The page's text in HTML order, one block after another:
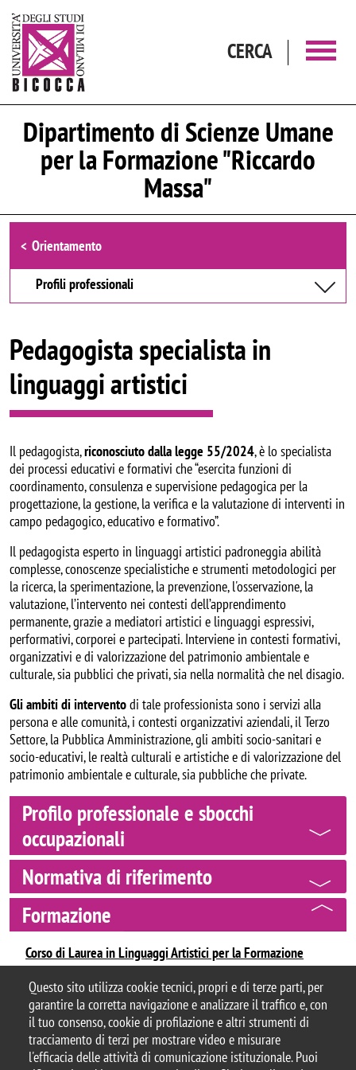
Questo sito utilizza cookie tecnici, propri e di terze parti, per
garantire la corretta navigazione e analizzare il traffico e, con
il tuo consenso, cookie di profilazione e altri strumenti di
tracciamento di terzi per mostrare video e misurare
l'efficacia delle attività di comunicazione istituzionale. Puoi
CERCA
Dipartimento di Scienze Umane
per la Formazione "Riccardo
Massa"
Browse the section
Orientamento
Profili professionali
Pedagogista specialista in
linguaggi artistici
Il pedagogista,riconosciuto dalla legge 55/2024, è lo specialista
dei processi educativi e formativi che “esercita funzioni di
coordinamento, consulenza e supervisione pedagogica per la
progettazione, la gestione, la verifica e la valutazione di interventi in
campo pedagogico, educativo e formativo”.
Il pedagogista esperto in linguaggi artistici padroneggia abilità
complesse, conoscenze specialistiche e strumenti metodologici per
la ricerca, la sperimentazione, la prevenzione, l'osservazione, la
valutazione, l’intervento nei contesti dell’apprendimento
permanente, grazie a mediatori artistici e linguaggi espressivi,
performativi, corporei e partecipati. Interviene in contesti formativi,
organizzativi e di valorizzazione del patrimonio ambientale e
culturale, sia pubblici che privati, sia nella normalità che nel disagio.
Gli ambiti di interventodi tale professionista sono i servizi alla
persona e alle comunità, i contesti organizzativi aziendali, il Terzo
Settore, la Pubblica Amministrazione, gli ambiti socio-sanitari e
socio-educativi, le realtà culturali e artistiche e di valorizzazione del
patrimonio ambientale e culturale, sia pubbliche che private.
Profilo professionale e sbocchi
occupazionali
Normativa di riferimento
Formazione
Corso di Laurea in Linguaggi Artistici per la Formazione
© 2025 Università degli Studi di Milano-Bicocca